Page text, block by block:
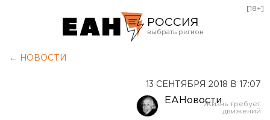
РОССИЯ
Оренбург
[18+]
← НОВОСТИ
13 СЕНТЯБРЯ 2018 В 17:07
ЕАНовости